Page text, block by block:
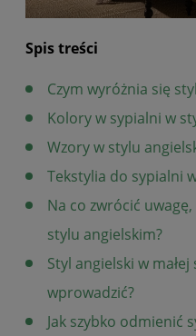
Spis treści
Czym wyróżnia się
Kolory w sypialni w
Wzory w stylu
Tekstylia do sypialni
Na co zwrócić
stylu angielskim?
Styl angielski w
wprowadzić?
Jak szybko odmienić